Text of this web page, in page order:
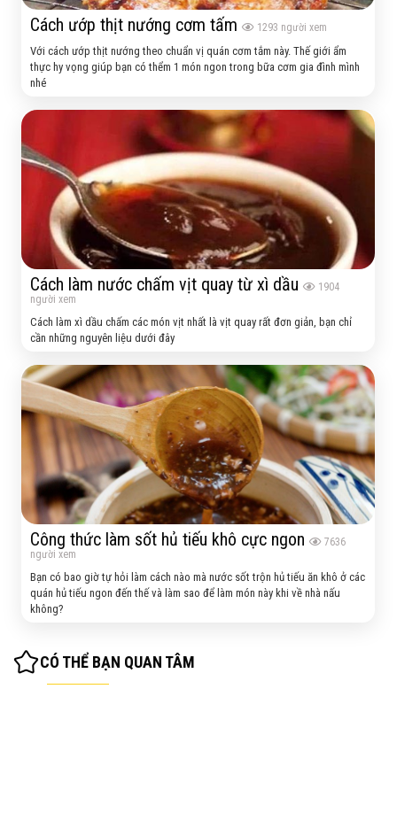
Cách ướp thịt nướng cơm tấm 1293 người xem
Với cách ướp thịt nướng theo chuẩn vị quán cơm tắm này. Thế giới ẩm
thực hy vọng giúp bạn có thểm 1 món ngon trong bữa cơm gia đình mình
nhé
Cách làm nước chấm vịt quay từ xì dầu
1904
người xem
Cách làm xì dầu chấm các món vịt nhất là vịt quay rất đơn giản, bạn chỉ
cần những nguyên liệu dưới đây
Công thức làm sốt hủ tiếu khô cực ngon
7636
người xem
Bạn có bao giờ tự hỏi làm cách nào mà nước sốt trộn hủ tiếu ăn khô ở các
quán hủ tiếu ngon đến thế và làm sao để làm món này khi về nhà nấu
không?
CÓ THỂ BẠN QUAN TÂM